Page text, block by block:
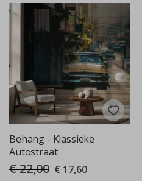
Behang - Klassieke
Autostraat
€ 22,00 Special
Price
€ 17,60